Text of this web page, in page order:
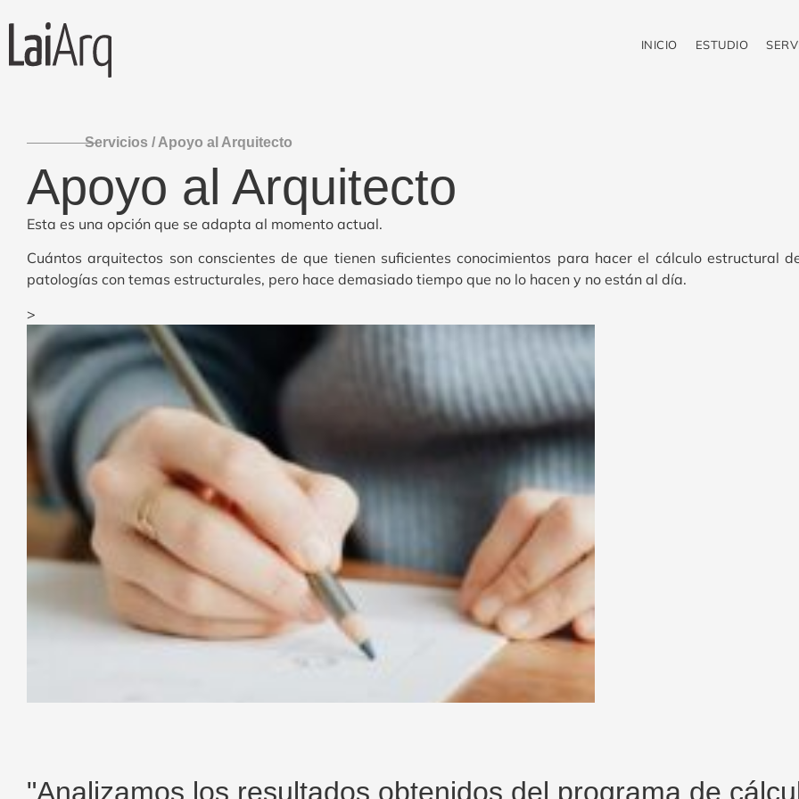
INICIO ESTUDIO
Servicios / Apoyo al Arquitecto
Apoyo al Arquitecto
Esta es una opción que se adapta al momento actual.
Cuántos arquitectos son conscientes de que tienen suficientes conocimientos para hacer el cálculo estructural
patologías con temas estructurales, pero hace demasiado tiempo que no lo hacen y no están al día.
>
"Analizamos los resultados obtenidos del programa de